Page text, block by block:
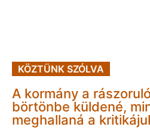
KÖZTÜNK SZÓLVA
A kormány a
börtönbe küldené,
meghallaná a